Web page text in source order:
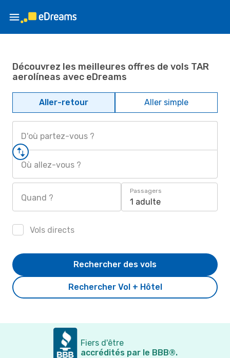
Découvrez les meilleures offres de vols TAR
aerolíneas avec eDreams
Aller-retour Aller simple
D'où partez-vous ?
Où allez-vous ?
Quand ?
Passagers
1 adulte
Vols directs
Rechercher Vol + Hôtel
Rechercher des vols
Fiers d'être
accrédités par le BBB®.